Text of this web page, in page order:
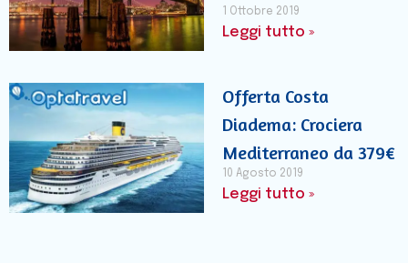
1 Ottobre 2019
Leggi tutto »
Offerta Costa
Diadema: Crociera
Mediterraneo da 379€
10 Agosto 2019
Leggi tutto »